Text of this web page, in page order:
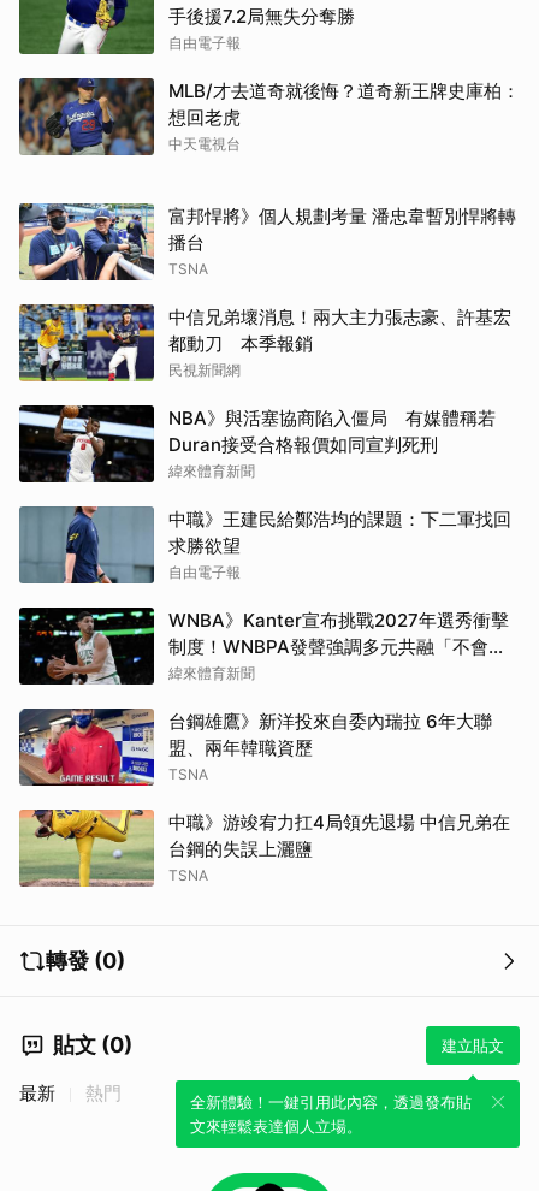
手後援7.2局無失分奪勝
自由電子報
MLB/才去道奇就後悔？道奇新王牌史庫柏：
想回老虎
中天電視台
富邦悍將》個人規劃考量 潘忠韋暫別悍將轉
播台
TSNA
中信兄弟壞消息！兩大主力張志豪、許基宏
都動刀 本季報銷
民視新聞網
NBA》與活塞協商陷入僵局 有媒體稱若
Duran接受合格報價如同宣判死刑
緯來體育新聞
中職》王建民給鄭浩均的課題：下二軍找回
求勝欲望
自由電子報
WNBA》Kanter宣布挑戰2027年選秀衝擊
制度！WNBPA發聲強調多元共融「不會成
為政治棋子」
緯來體育新聞
台鋼雄鷹》新洋投來自委內瑞拉 6年大聯
盟、兩年韓職資歷
TSNA
中職》游竣宥力扛4局領先退場 中信兄弟在
台鋼的失誤上灑鹽
TSNA
轉發 (0)
貼文 (0) 建立貼文
全新體驗！一鍵引用此內容，透過發布貼
文來輕鬆表達個人立場。
最新 熱門